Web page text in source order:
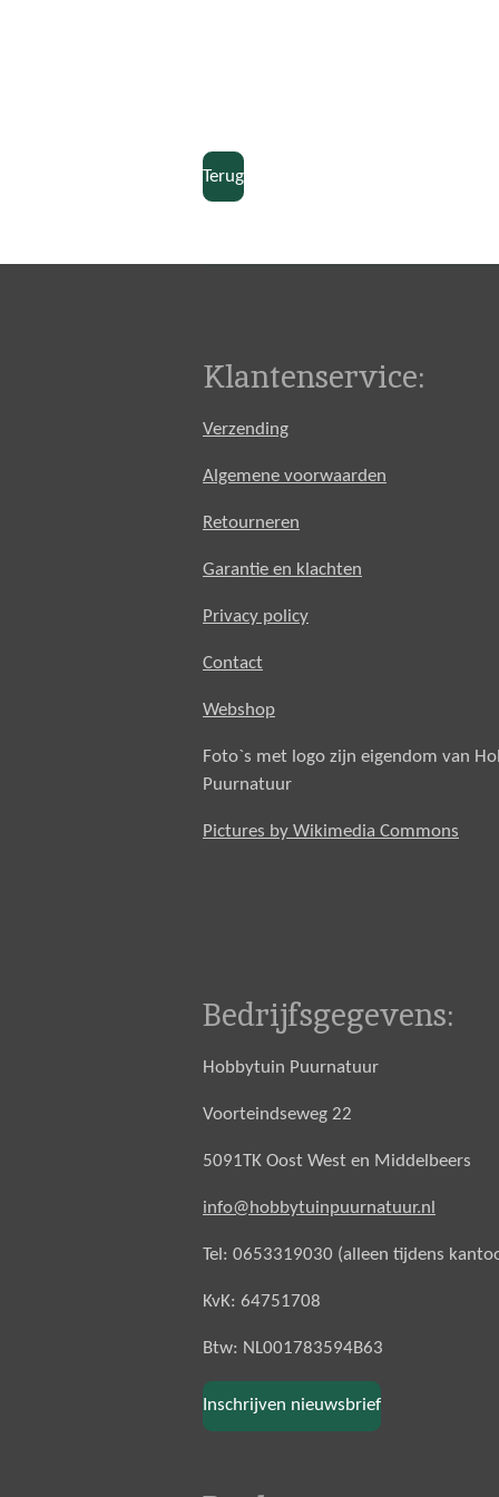
Terug
Klantenservice:
Verzending
Algemene voorwaarden
Retourneren
Garantie en klachten
Privacy policy
Contact
Webshop
Foto`s met logo zijn eigendom van
Puurnatuur
Pictures by Wikimedia Commons
Bedrijfsgegevens:
Hobbytuin Puurnatuur
Voorteindseweg 22
5091TK Oost West en Middelbeers
info@hobbytuinpuurnatuur.nl
Tel: 0653319030 (alleen tijdens
KvK: 64751708
Btw: NL001783594B63
Inschrijven nieuwsbrief